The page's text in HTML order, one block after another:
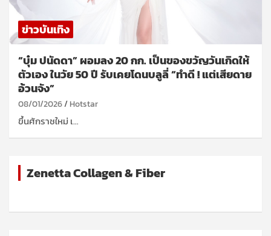
ข่าวบันเทิง
“บุ๋ม ปนัดดา” ผอมลง 20 กก. เป็นของขวัญวันเกิดให้
ตัวเอง ในวัย 50 ปี รับเคยโดนบลูลี่ “ทำดี ! แต่เสียดาย
อ้วนจัง”
08/01/2026 Hotstar
ขึ้นศักราชใหม่ เ…
Zenetta Collagen & Fiber